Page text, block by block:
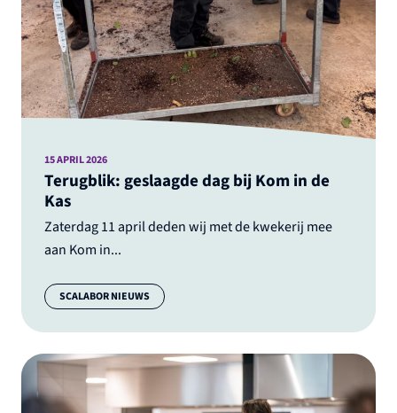
Terugblik: geslaagde dag bij Kom in de
Kas
Zaterdag 11 april deden wij met de kwekerij mee
aan Kom in...
15 APRIL 2026
Categorie:
SCALABOR NIEUWS